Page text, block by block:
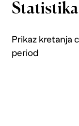
Statistika
Prikaz kretanja
period